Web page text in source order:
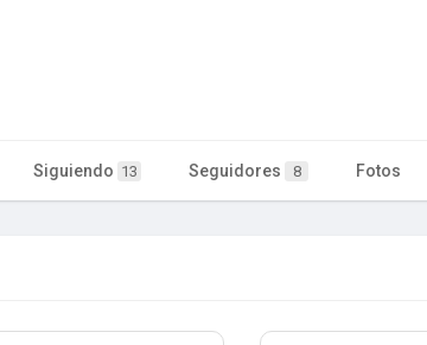
Siguiendo 13 Seguidores 8 Fotos